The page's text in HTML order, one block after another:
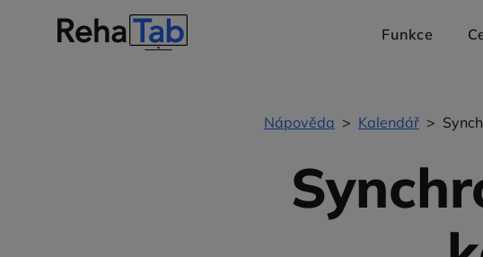
Funkce
Nápověda > Kalendář >